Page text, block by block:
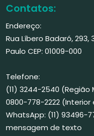
Contatos:
Endereço:
Rua Líbero Badaró, 293,
Paulo CEP: 01009-000
Telefone:
(11) 3244-2540
0800-778-2222 (Interior
WhatsApp: (11)
mensagem de texto